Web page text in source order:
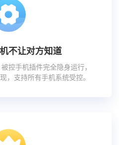
不让对方知道
控手机插件完全隐身运行，
，支持所有手机系统受控。